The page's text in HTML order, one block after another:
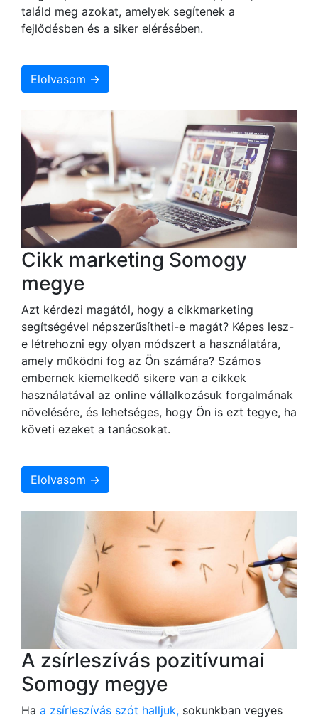
találd meg azokat, amelyek segítenek a
fejlődésben és a siker elérésében.
Elolvasom →
Cikk marketing Somogy
megye
Azt kérdezi magától, hogy a cikkmarketing
segítségével népszerűsítheti-e magát? Képes lesz-
e létrehozni egy olyan módszert a használatára,
amely működni fog az Ön számára? Számos
embernek kiemelkedő sikere van a cikkek
használatával az online vállalkozásuk forgalmának
növelésére, és lehetséges, hogy Ön is ezt tegye, ha
követi ezeket a tanácsokat.
Elolvasom →
A zsírleszívás pozitívumai
Somogy megye
Ha a zsírleszívás szót halljuk, sokunkban vegyes